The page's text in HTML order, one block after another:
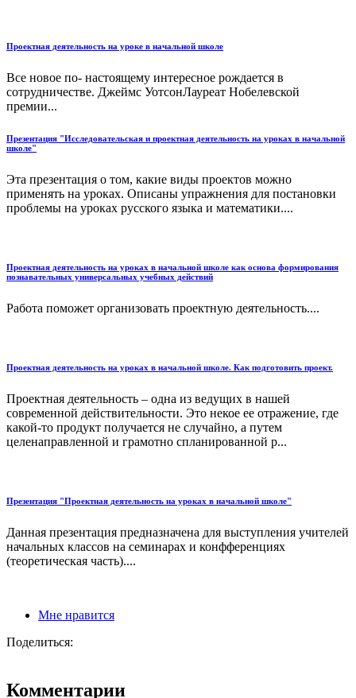
Проектная деятельность на уроке в начальной школе
Все новое по- настоящему интересное рождается в
сотрудничестве. Джеймс УотсонЛауреат Нобелевской
премии...
Презентация "Исследовательская и проектная деятельность на уроках в начальной
школе"
Эта презентация о том, какие виды проектов можно
применять на уроках. Описаны упражнения для постановки
проблемы на уроках русского языка и математики....
Проектная деятельность на уроках в начальной школе как основа формирования
познавательных универсальных учебных действий
Работа поможет организовать проектную деятельность....
Проектная деятельность на уроках в начальной школе. Как подготовить проект.
Проектная деятельность – одна из ведущих в нашей
современной действительности. Это некое ее отражение, где
какой-то продукт получается не случайно, а путем
целенаправленной и грамотно спланированной р...
Презентация "Проектная деятельность на уроках в начальной школе"
Данная презентация предназначена для выступления учителей
начальных классов на семинарах и конфференциях
(теоретическая часть)....
Мне нравится
Поделиться:
Комментарии